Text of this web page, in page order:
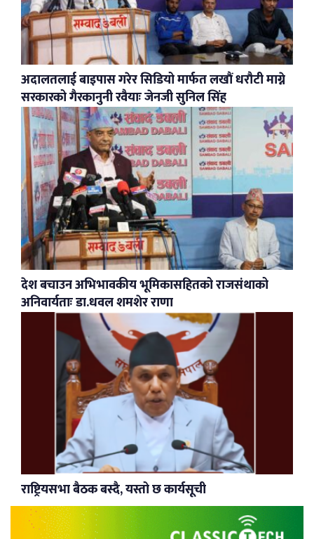
अदालतलाई बाइपास गरेर सिडियो मार्फत लखौं धरौटी माग्ने
सरकारको गैरकानुनी रवैयाः जेनजी सुनिल सिंह
देश बचाउन अभिभावकीय भूमिकासहितको राजसंथाको
अनिवार्यताः डा.धवल शमशेर राणा
राष्ट्रियसभा बैठक बस्दै, यस्तो छ कार्यसूची